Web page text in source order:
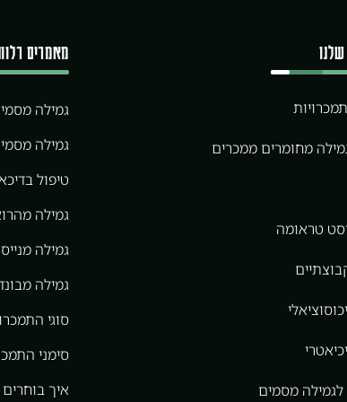
מחומרים ממכרים
טראומה
לגמילה מסמים
מאמרים
גמילה
גמילה
טיפול
גמילה
גמילה
גמילה
סוגי
סימני
איך בוחרים